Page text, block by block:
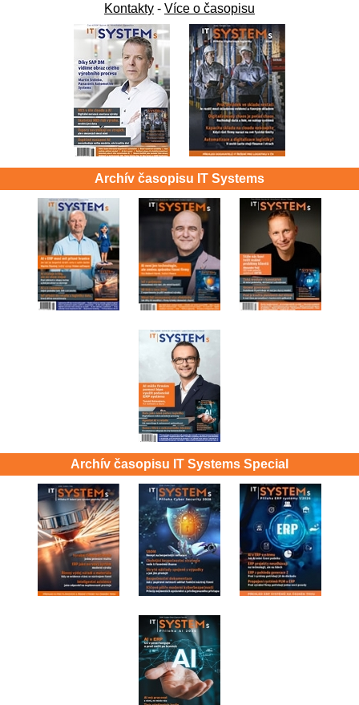
Kontakty - Více o časopisu
Archív časopisu IT Systems
Archív časopisu IT Systems Special